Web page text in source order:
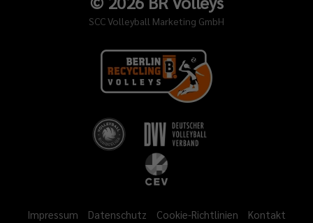
SCC Volleyball Marketing GmbH
Impressum Datenschutz Cookie-Richtlinien Kontakt